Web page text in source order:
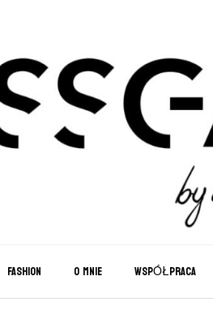
FASHION O MNIE WSPÓŁPRACA